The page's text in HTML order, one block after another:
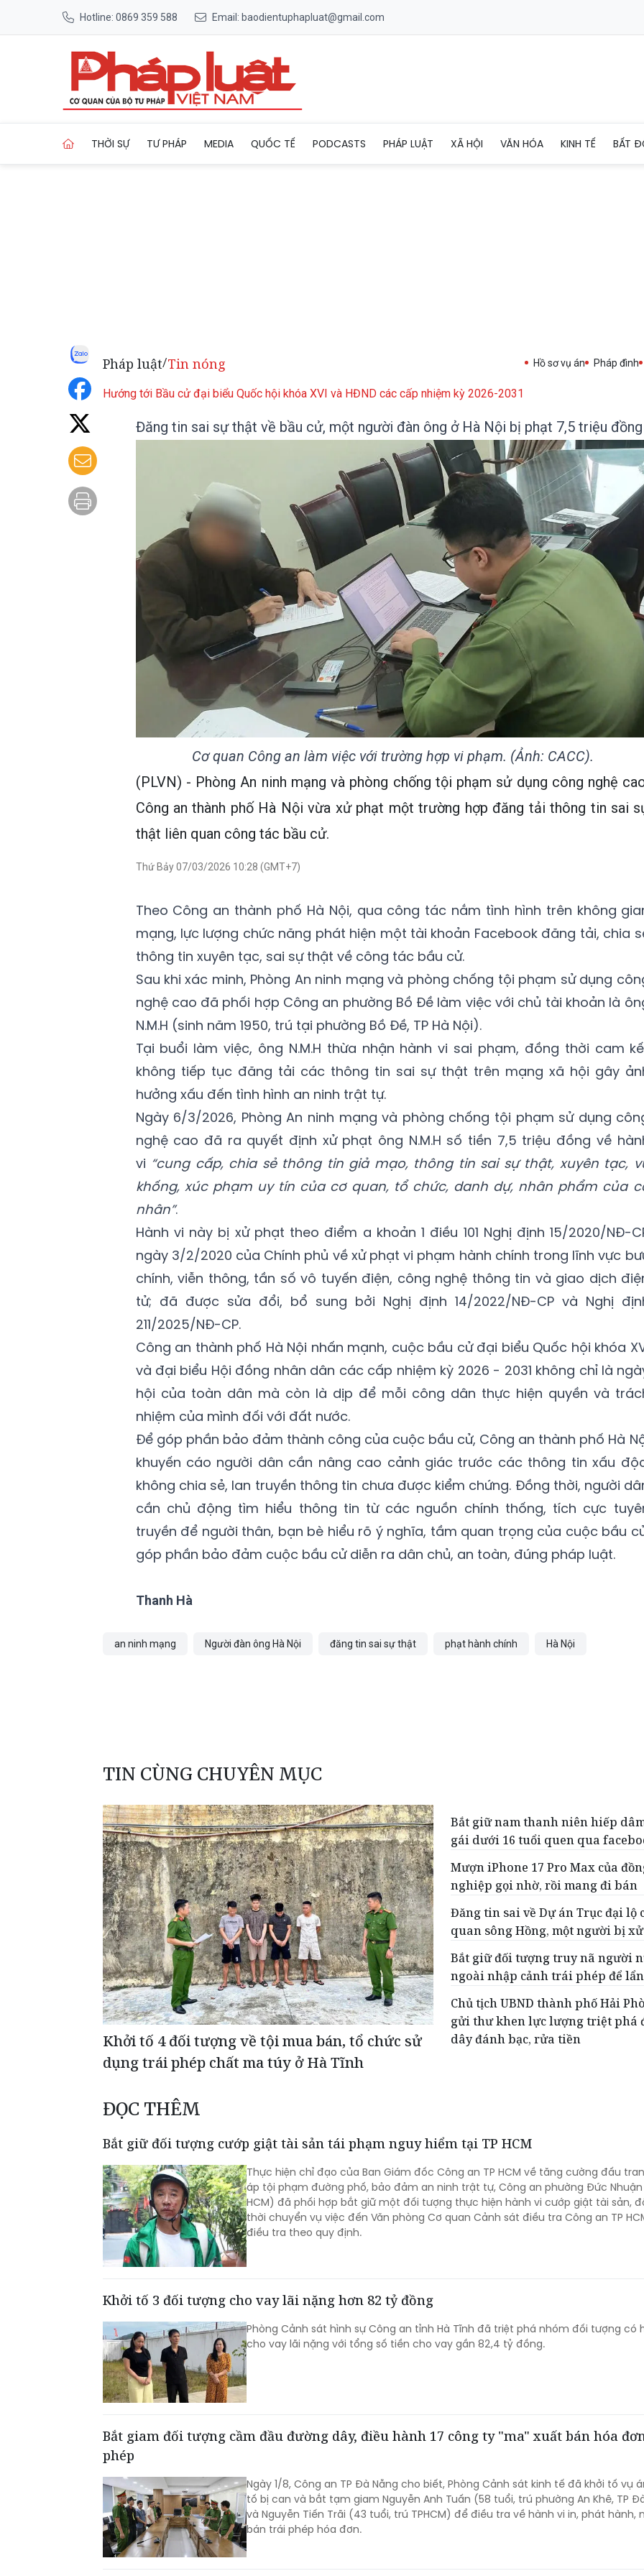
Hotline: 0869 359 588 Email: baodientuphapluat@gmail.com
THỜI SỰ TƯ PHÁP MEDIA QUỐC TẾ PODCASTS PHÁP LUẬT XÃ HỘI VĂN HÓA KINH TẾ BẤT
Pháp luật/Tin nóng Hồ sơ vụ án Pháp đình
Hướng tới Bầu cử đại biểu Quốc hội khóa XVI và HĐND các cấp nhiệm kỳ 2026-2031
Đăng tin sai sự thật về bầu cử, một người đàn ông ở Hà Nội bị phạt 7,5 triệu đồng
Cơ quan Công an làm việc với trường hợp vi phạm. (Ảnh: CACC).
(PLVN) - Phòng An ninh mạng và phòng chống tội phạm sử dụng công nghệ
Công an thành phố Hà Nội vừa xử phạt một trường hợp đăng tải thông tin sai
thật liên quan công tác bầu cử.
Thứ Bảy 07/03/2026 10:28 (GMT+7)
Theo Công an thành phố Hà Nội, qua công tác nắm tình hình trên không
mạng, lực lượng chức năng phát hiện một tài khoản Facebook đăng tải, chia
thông tin xuyên tạc, sai sự thật về công tác bầu cử.
Sau khi xác minh, Phòng An ninh mạng và phòng chống tội phạm sử dụng
nghệ cao đã phối hợp Công an phường Bồ Đề làm việc với chủ tài khoản là
N.M.H (sinh năm 1950, trú tại phường Bồ Đề, TP Hà Nội).
Tại buổi làm việc, ông N.M.H thừa nhận hành vi sai phạm, đồng thời cam
không tiếp tục đăng tải các thông tin sai sự thật trên mạng xã hội gây
hưởng xấu đến tình hình an ninh trật tự.
Ngày 6/3/2026, Phòng An ninh mạng và phòng chống tội phạm sử dụng
nghệ cao đã ra quyết định xử phạt ông N.M.H số tiền 7,5 triệu đồng về
vi “cung cấp, chia sẻ thông tin giả mạo, thông tin sai sự thật, xuyên tạc,
khống, xúc phạm uy tín của cơ quan, tổ chức, danh dự, nhân phẩm của
nhân”.
Hành vi này bị xử phạt theo điểm a khoản 1 điều 101 Nghị định 15/2020/NĐ-
ngày 3/2/2020 của Chính phủ về xử phạt vi phạm hành chính trong lĩnh vực
chính, viễn thông, tần số vô tuyến điện, công nghệ thông tin và giao dịch
tử; đã được sửa đổi, bổ sung bởi Nghị định 14/2022/NĐ-CP và Nghị
211/2025/NĐ-CP.
Công an thành phố Hà Nội nhấn mạnh, cuộc bầu cử đại biểu Quốc hội khóa
và đại biểu Hội đồng nhân dân các cấp nhiệm kỳ 2026 - 2031 không chỉ là
hội của toàn dân mà còn là dịp để mỗi công dân thực hiện quyền và
nhiệm của mình đối với đất nước.
Để góp phần bảo đảm thành công của cuộc bầu cử, Công an thành phố Hà
khuyến cáo người dân cần nâng cao cảnh giác trước các thông tin xấu
không chia sẻ, lan truyền thông tin chưa được kiểm chứng. Đồng thời, người
cần chủ động tìm hiểu thông tin từ các nguồn chính thống, tích cực
truyền để người thân, bạn bè hiểu rõ ý nghĩa, tầm quan trọng của cuộc bầu
góp phần bảo đảm cuộc bầu cử diễn ra dân chủ, an toàn, đúng pháp luật.
Thanh Hà
an ninh mạng Người đàn ông Hà Nội đăng tin sai sự thật phạt hành chính Hà Nội
TIN CÙNG CHUYÊN MỤC
Khởi tố 4 đối tượng về tội mua bán, tổ chức sử
dụng trái phép chất ma túy ở Hà Tĩnh
Bắt giữ nam thanh niên hiếp
gái dưới 16 tuổi quen qua
Mượn iPhone 17 Pro Max của
nghiệp gọi nhờ, rồi mang đi bán
Đăng tin sai về Dự án Trục đại lộ
quan sông Hồng, một người bị
Bắt giữ đối tượng truy nã người
ngoài nhập cảnh trái phép để
Chủ tịch UBND thành phố Hải
gửi thư khen lực lượng triệt phá
dây đánh bạc, rửa tiền
ĐỌC THÊM
Bắt giữ đối tượng cướp giật tài sản tái phạm nguy hiểm tại TP HCM
Thực hiện chỉ đạo của Ban Giám đốc Công an TP HCM về tăng cường đấu
áp tội phạm đường phố, bảo đảm an ninh trật tự, Công an phường Đức Nhuận
HCM) đã phối hợp bắt giữ một đối tượng thực hiện hành vi cướp giật tài sản,
thời chuyển vụ việc đến Văn phòng Cơ quan Cảnh sát điều tra Công an TP
điều tra theo quy định.
Khởi tố 3 đối tượng cho vay lãi nặng hơn 82 tỷ đồng
Phòng Cảnh sát hình sự Công an tỉnh Hà Tĩnh đã triệt phá nhóm đối tượng có
cho vay lãi nặng với tổng số tiền cho vay gần 82,4 tỷ đồng.
Bắt giam đối tượng cầm đầu đường dây, điều hành 17 công ty "ma" xuất bán hóa
phép
Ngày 1/8, Công an TP Đà Nẵng cho biết, Phòng Cảnh sát kinh tế đã khởi tố vụ
tố bị can và bắt tạm giam Nguyễn Anh Tuấn (58 tuổi, trú phường An Khê, TP
và Nguyễn Tiến Trãi (43 tuổi, trú TPHCM) để điều tra về hành vi in, phát hành,
bán trái phép hóa đơn.